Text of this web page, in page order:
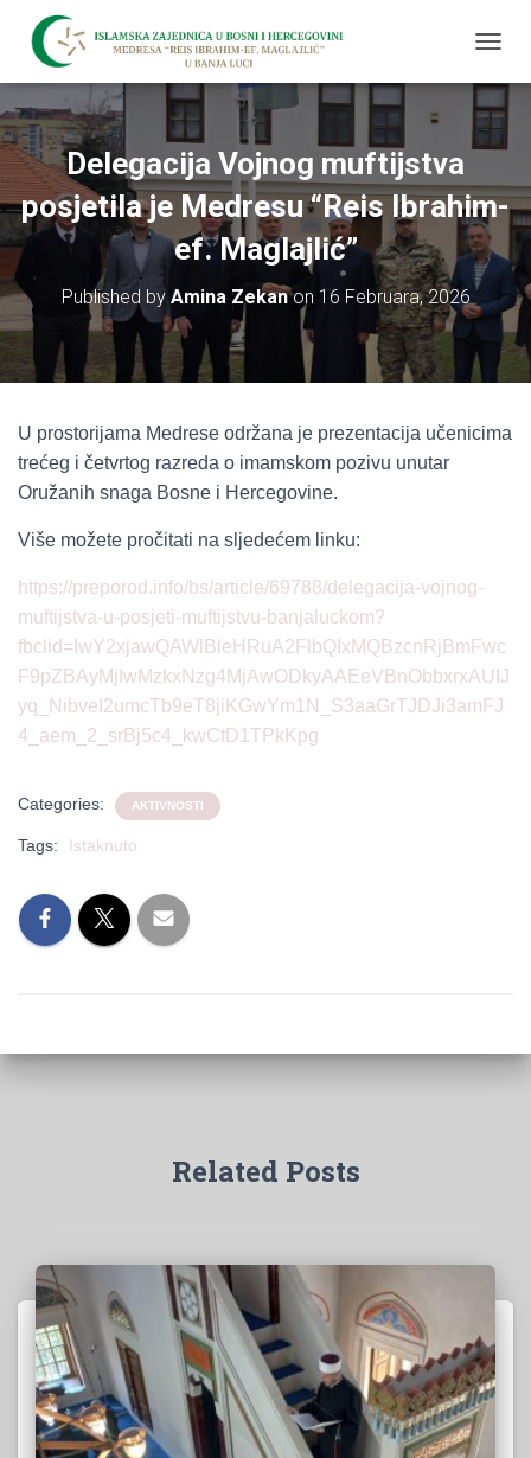
O
G
G
L
N
A
V
I
A
Delegacija Vojnog muftijstva
posjetila je Medresu “Reis Ibrahim-
ef. Maglajlić”
Published by Amina Zekanon 16 Februara, 2026
U prostorijama Medrese održana je prezentacija učenicima
trećeg i četvrtog razreda o imamskom pozivu unutar
Oružanih snaga Bosne i Hercegovine.
Više možete pročitati na sljedećem linku:
https://preporod.info/bs/article/69788/delegacija-vojnog-
muftijstva-u-posjeti-muftijstvu-banjaluckom?
fbclid=IwY2xjawQAWlBleHRuA2FlbQIxMQBzcnRjBmFwc
F9pZBAyMjIwMzkxNzg4MjAwODkyAAEeVBnObbxrxAUIJ
yq_NibveI2umcTb9eT8jiKGwYm1N_S3aaGrTJDJi3amFJ
4_aem_2_srBj5c4_kwCtD1TPkKpg
Categories: AKTIVNOSTI
Tags: Istaknuto
Related Posts